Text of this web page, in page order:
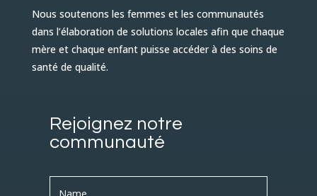
Nous soutenons les femmes et les communautés
dans l’élaboration de solutions locales afin que chaque
mère et chaque enfant puisse accéder à des soins de
santé de qualité.
Rejoignez notre
communauté